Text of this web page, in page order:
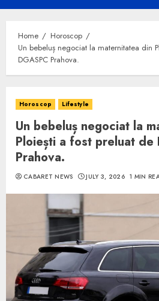
Menu
Home
Horoscop
Un bebeluș negociat la maternitatea din
DGASPC Prahova.
Horoscop Lifestyle
Un bebeluș negociat la
Ploiești a fost preluat de
Prahova.
CABARET NEWS JULY 3, 2026 1 MIN